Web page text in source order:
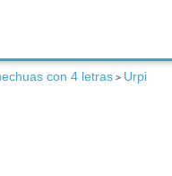
con 4 letras > Urpi